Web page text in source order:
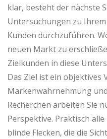
klar, besteht der nächste
Untersuchungen zu
Kunden durchzuführen.
neuen Markt zu
Zielkunden in diese
Das Ziel ist ein objektives
Markenwahrnehmung
Recherchen arbeiten Sie
Perspektive. Praktisch
blinde Flecken, die die